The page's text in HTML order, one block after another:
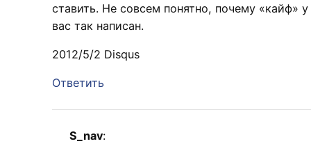
ставить. Не совсем понятно, почему «кайф» у
вас так написан.
2012/5/2 Disqus
Ответить
S_nav: